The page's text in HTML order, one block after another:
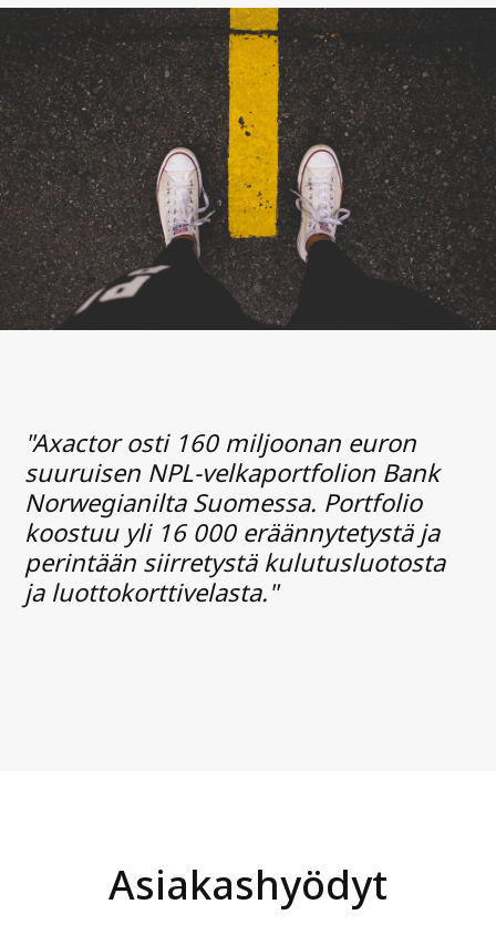
"Axactor osti 160 miljoonan euron
suuruisen NPL-velkaportfolion Bank
Norwegianilta Suomessa. Portfolio
koostuu yli 16 000 eräännytetystä ja
perintään siirretystä kulutusluotosta
ja luottokorttivelasta."
Asiakashyödyt